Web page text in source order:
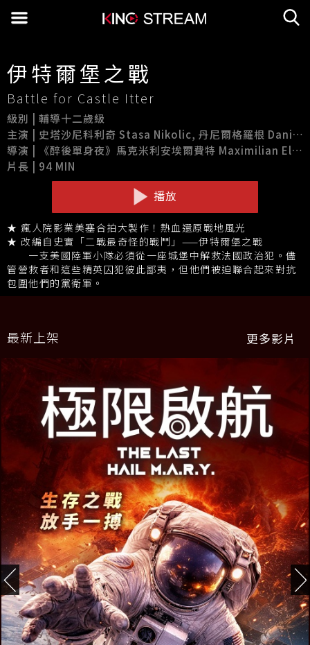
伊特爾堡之戰
Battle for Castle Itter
級別 | 輔導十二歲級
主演 | 史塔沙尼科利奇 Stasa Nikolic, 丹尼爾格羅根 Daniel Grogan
導演 | 《醉後單身夜》馬克米利安埃爾費特 Maximilian Elfeldt
片長 | 94 MIN
播放
★ 瘋人院影業美塞合拍大製作！熱血還原戰地風光
★ 改編自史實「二戰最奇怪的戰鬥」——伊特爾堡之戰
一支美國陸軍小隊必須從一座城堡中解救法國政治犯。儘
管營救者和這些精英囚犯彼此鄙夷，但他們被迫聯合起來對抗
包圍他們的黨衛軍。
最新上架 更多影片